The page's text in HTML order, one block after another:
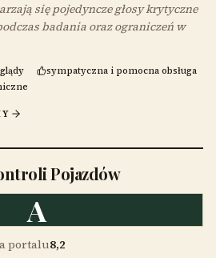
się pojedyncze głosy krytyczne
badania oraz ograniczeń w
sympatyczna i pomocna obsługa
Pojazdów
A
portalu8,2